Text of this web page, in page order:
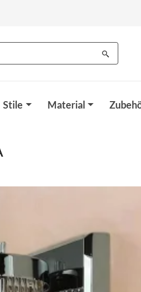
Stile Material